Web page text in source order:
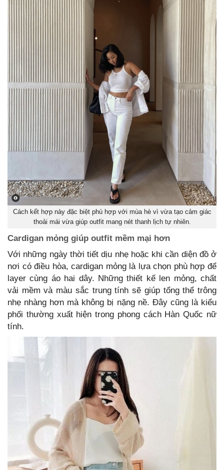
Cách kết hợp này đặc biệt phù hợp với mùa hè vì vừa tạo cảm giác
thoải mái vừa giúp outfit mang nét thanh lịch tự nhiên.
Cardigan mỏng giúp outfit mềm mại hơn
Với những ngày thời tiết dịu nhẹ hoặc khi cần diện đồ ở
nơi có điều hòa, cardigan mỏng là lựa chọn phù hợp để
layer cùng áo hai dây. Những thiết kế len mỏng, chất
vải mềm và màu sắc trung tính sẽ giúp tổng thể trông
nhẹ nhàng hơn mà không bị nặng nề. Đây cũng là kiểu
phối thường xuất hiện trong phong cách Hàn Quốc nữ
tính.